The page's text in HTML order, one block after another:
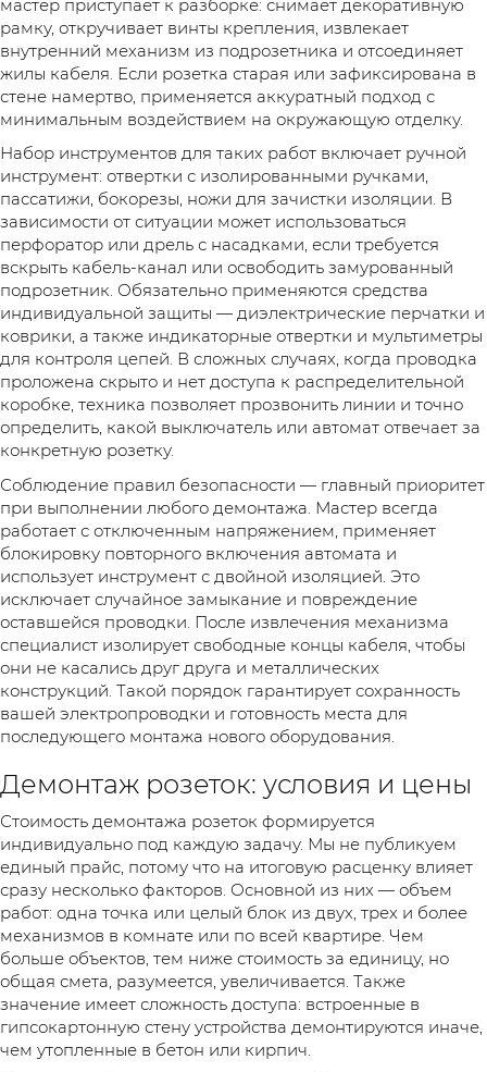
мастер приступает к разборке: снимает декоративную
рамку, откручивает винты крепления, извлекает
внутренний механизм из подрозетника и отсоединяет
жилы кабеля. Если розетка старая или зафиксирована в
стене намертво, применяется аккуратный подход с
минимальным воздействием на окружающую отделку.
Набор инструментов для таких работ включает ручной
инструмент: отвертки с изолированными ручками,
пассатижи, бокорезы, ножи для зачистки изоляции. В
зависимости от ситуации может использоваться
перфоратор или дрель с насадками, если требуется
вскрыть кабель-канал или освободить замурованный
подрозетник. Обязательно применяются средства
индивидуальной защиты — диэлектрические перчатки и
коврики, а также индикаторные отвертки и мультиметры
для контроля цепей. В сложных случаях, когда проводка
проложена скрыто и нет доступа к распределительной
коробке, техника позволяет прозвонить линии и точно
определить, какой выключатель или автомат отвечает за
конкретную розетку.
Соблюдение правил безопасности — главный приоритет
при выполнении любого демонтажа. Мастер всегда
работает с отключенным напряжением, применяет
блокировку повторного включения автомата и
использует инструмент с двойной изоляцией. Это
исключает случайное замыкание и повреждение
оставшейся проводки. После извлечения механизма
специалист изолирует свободные концы кабеля, чтобы
они не касались друг друга и металлических
конструкций. Такой порядок гарантирует сохранность
вашей электропроводки и готовность места для
последующего монтажа нового оборудования.
Демонтаж розеток: условия и цены
Стоимость демонтажа розеток формируется
индивидуально под каждую задачу. Мы не публикуем
единый прайс, потому что на итоговую расценку влияет
сразу несколько факторов. Основной из них — объем
работ: одна точка или целый блок из двух, трех и более
механизмов в комнате или по всей квартире. Чем
больше объектов, тем ниже стоимость за единицу, но
общая смета, разумеется, увеличивается. Также
значение имеет сложность доступа: встроенные в
гипсокартонную стену устройства демонтируются иначе,
чем утопленные в бетон или кирпич.